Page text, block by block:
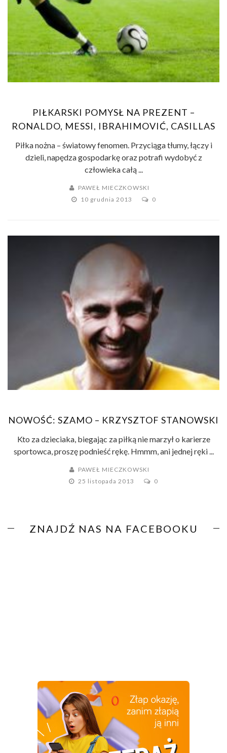
PIŁKARSKI POMYSŁ NA PREZENT –
RONALDO, MESSI, IBRAHIMOVIĆ, CASILLAS
Piłka nożna – światowy fenomen. Przyciąga tłumy, łączy i
dzieli, napędza gospodarkę oraz potrafi wydobyć z
człowieka całą ...
PAWEŁ MIECZKOWSKI
10 grudnia 2013
0
NOWOŚĆ: SZAMO – KRZYSZTOF STANOWSKI
Kto za dzieciaka, biegając za piłką nie marzył o karierze
sportowca, proszę podnieść rękę. Hmmm, ani jednej ręki ...
PAWEŁ MIECZKOWSKI
25 listopada 2013
0
ZNAJDŹ NAS NA FACEBOOKU